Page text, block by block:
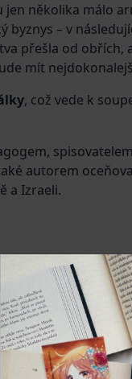
několika málo
byznys – v
přešla od
mít
, což vede k
autorem
a Izraeli.